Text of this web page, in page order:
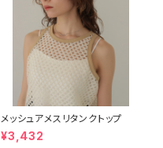
メッシュアメスリタンクトップ
¥3,432